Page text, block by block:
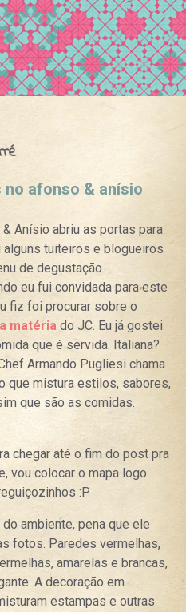
afonso & anísio
Anísio abriu as portas para
alguns tuiteiros e blogueiros
de degustação
eu fui convidada para este
fiz foi procurar sobre o
matériado JC. Eu já gostei
que é servida. Italiana?
Armando Pugliesi chama
que mistura estilos, sabores,
que são as comidas.
chegar até o fim do post pra
vou colocar o mapa logo
:P
ambiente, pena que ele
fotos. Paredes vermelhas,
amarelas e brancas,
A decoração em
estampas e outras